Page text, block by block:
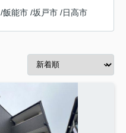
/飯能市 /坂戸市 /日高市